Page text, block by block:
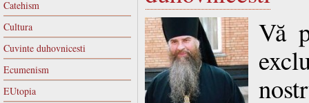
Catehism
Cultura
Cuvinte duhovnicesti
Ecumenism
EUtopia
Vă